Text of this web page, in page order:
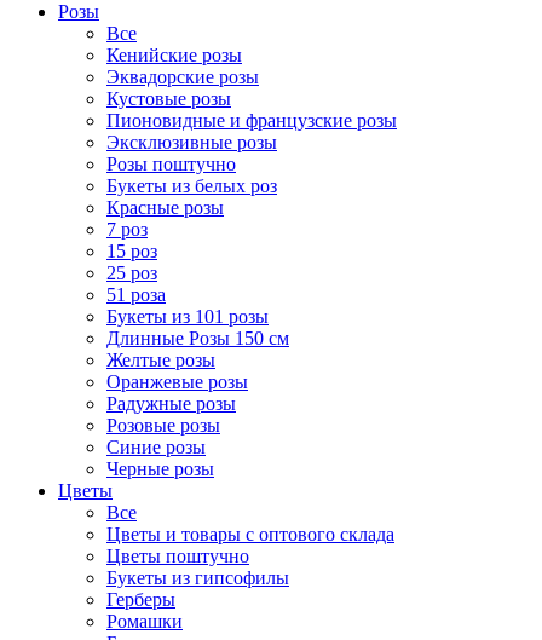
Розы
Все
Кенийские розы
Эквадорские розы
Кустовые розы
Пионовидные и французские розы
Эксклюзивные розы
Розы поштучно
Букеты из белых роз
Красные розы
7 роз
15 роз
25 роз
51 роза
Букеты из 101 розы
Длинные Розы 150 см
Желтые розы
Оранжевые розы
Радужные розы
Розовые розы
Синие розы
Черные розы
Цветы
Все
Цветы и товары с оптового склада
Цветы поштучно
Букеты из гипсофилы
Герберы
Ромашки